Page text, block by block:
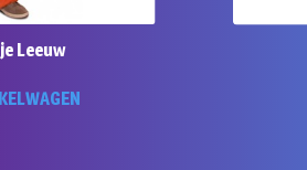
Leeuw